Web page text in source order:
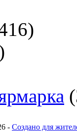
- Создано для